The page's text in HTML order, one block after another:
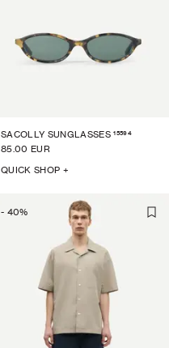
SACOLLY SUNGLASSES 15594
85.00 EUR
QUICK SHOP +
- 40%